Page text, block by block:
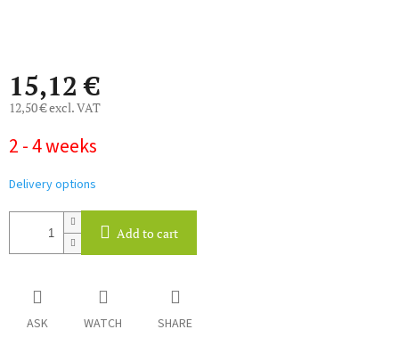
15,12 €
12,50 € excl. VAT
price:
2 - 4 weeks
Delivery options
Add to cart
ASK WATCH SHARE